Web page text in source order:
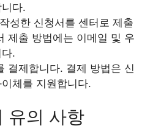
다.
성한 신청서를 센터로 제출
제출 방법에는 이메일 및 우
.
결제합니다. 결제 방법은 신
체를 지원합니다.
유의 사항